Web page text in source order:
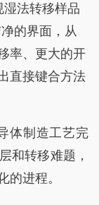
法转移样品
的界面，从
率、更大的开
直接键合方法
体制造工艺完
和转移难题，
的进程。